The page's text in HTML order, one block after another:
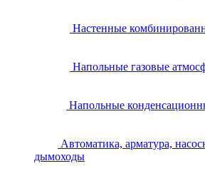
Настенные
Напольные газовые
Напольные
Автоматика, арматура,
дымоходы